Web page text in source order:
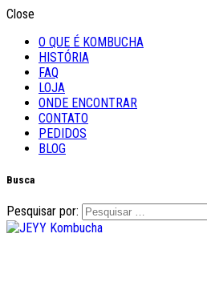
Close
O QUE É KOMBUCHA
HISTÓRIA
FAQ
LOJA
ONDE ENCONTRAR
CONTATO
PEDIDOS
BLOG
Busca
Pesquisar por: